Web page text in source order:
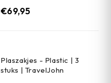
€69,95
Plaszakjes - Plastic | 3
stuks | TravelJohn